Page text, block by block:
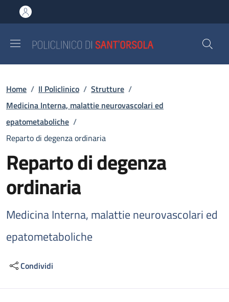
al contenuto principale
to footer content
Briciole di pane
Home / Il Policlinico / Strutture /
Medicina Interna, malattie neurovascolari ed
epatometaboliche /
Reparto di degenza ordinaria
Reparto di degenza
ordinaria
Medicina Interna, malattie neurovascolari ed
epatometaboliche
Condividi